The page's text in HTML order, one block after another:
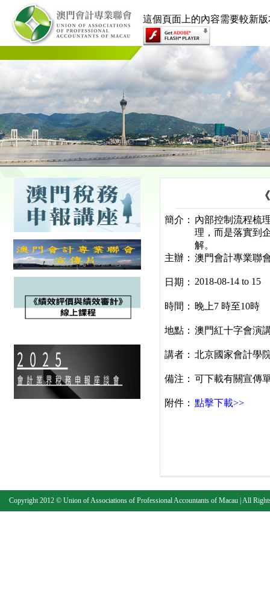
這個頁面上的內容需要較新版
簡介： 內部控制流程梳
理，而是落實到
解。
主辦： 澳門會計專業聯
日期： 2018-08-14 to 15
時間： 晚上7 時至10時
地點： 澳門紅十字會演
講者： 北京國家會計學
備注： 可下載有關宣傳
附件： 點擊下載>>
Copyright 2012 © Union of Associations of Professional Accountants of Macau | All